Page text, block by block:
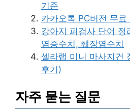
기준
카카오톡 PC버전 무
강아지 피검사 단어 정
염증수치, 췌장염수치
셀라랩 미니 마사지건
후기)
자주 묻는 질문